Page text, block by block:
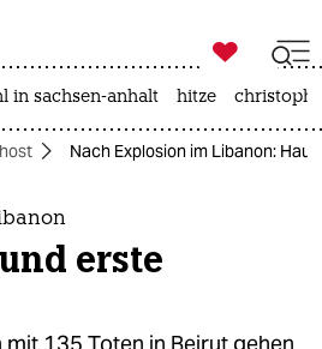
zahl ich
ich

taz zahl ich
in sachsen-anhalt hitze
Nach Explosion im Libanon:
erste